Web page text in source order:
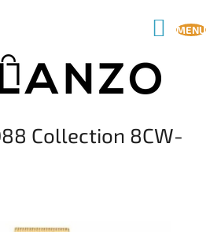
KOSÁR
Collection 8CW-